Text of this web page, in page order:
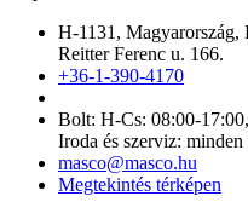
H-1131, Magyarország,
Reitter Ferenc u. 166.
+36-1-390-4170
Bolt: H-Cs: 08:00-
Iroda és szerviz:
masco@masco.hu
Megtekintés térképen